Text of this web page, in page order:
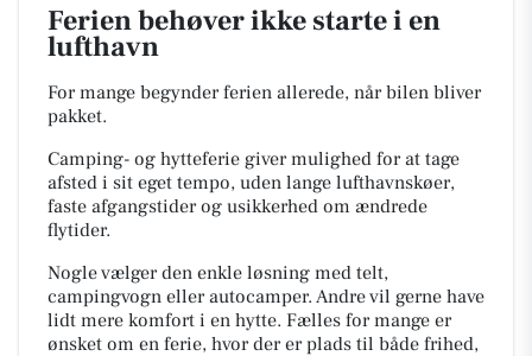
Ferien behøver ikke starte i en
lufthavn
For mange begynder ferien allerede, når bilen bliver
pakket.
Camping- og hytteferie giver mulighed for at tage
afsted i sit eget tempo, uden lange lufthavnskøer,
faste afgangstider og usikkerhed om ændrede
flytider.
Nogle vælger den enkle løsning med telt,
campingvogn eller autocamper. Andre vil gerne have
lidt mere komfort i en hytte. Fælles for mange er
ønsket om en ferie, hvor der er plads til både frihed,